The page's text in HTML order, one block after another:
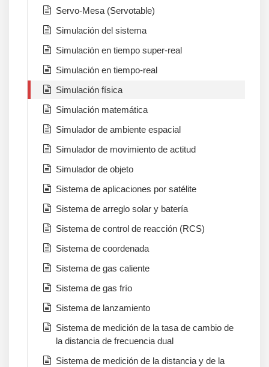
Servo-Mesa (Servotable)
Simulación del sistema
Simulación en tiempo super-real
Simulación en tiempo-real
Simulación física
Simulación matemática
Simulador de ambiente espacial
Simulador de movimiento de actitud
Simulador de objeto
Sistema de aplicaciones por satélite
Sistema de arreglo solar y batería
Sistema de control de reacción (RCS)
Sistema de coordenada
Sistema de gas caliente
Sistema de gas frío
Sistema de lanzamiento
Sistema de medición de la tasa de cambio de
la distancia de frecuencia dual
Sistema de medición de la distancia y de la